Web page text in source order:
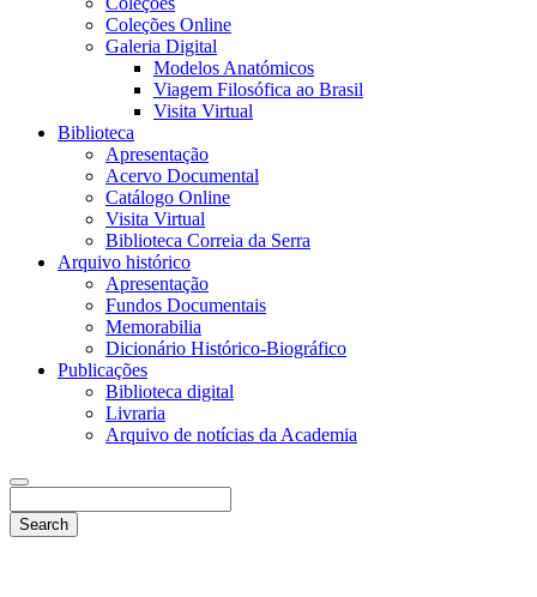
Coleções Online
Galeria Digital
Modelos Anatómicos
Viagem Filosófica ao Brasil
Visita Virtual
Biblioteca
Apresentação
Acervo Documental
Catálogo Online
Visita Virtual
Biblioteca Correia da Serra
Arquivo histórico
Apresentação
Fundos Documentais
Memorabilia
Dicionário Histórico-Biográfico
Publicações
Biblioteca digital
Livraria
Arquivo de notícias da Academia